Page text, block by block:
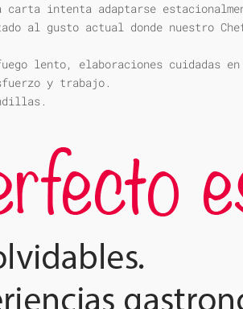
carta intenta adaptarse
al gusto actual donde nuestro
lento, elaboraciones cuidadas
y trabajo.